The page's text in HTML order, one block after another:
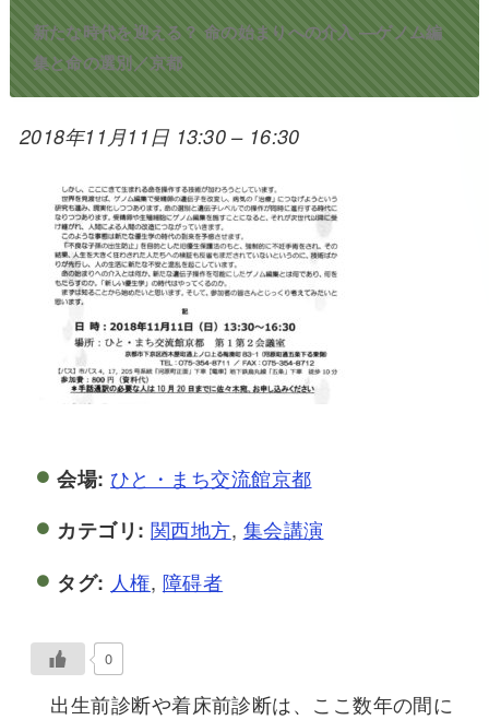
新たな時代を迎える？ 命の始まりへの介入 ―ゲノム編
集と命の選別／京都
2018年11月11日 13:30 – 16:30
会場: ひと・まち交流館京都
カテゴリ: 関西地方, 集会講演
タグ: 人権, 障碍者
0
出生前診断や着床前診断は、ここ数年の間に